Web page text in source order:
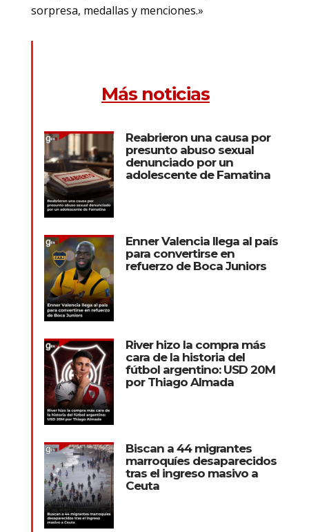
sorpresa, medallas y menciones.»
Más noticias
Reabrieron una causa por
presunto abuso sexual
denunciado por un
adolescente de Famatina
Enner Valencia llega al país
para convertirse en
refuerzo de Boca Juniors
River hizo la compra más
cara de la historia del
fútbol argentino: USD 20M
por Thiago Almada
Biscan a 44 migrantes
marroquíes desaparecidos
tras el ingreso masivo a
Ceuta